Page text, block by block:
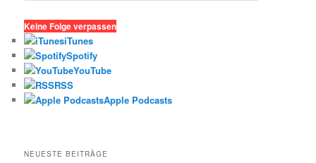
h
e
n
Keine Folge verpassen
iTunes
Spotify
YouTube
RSS
Apple Podcasts
NEUESTE BEITRÄGE